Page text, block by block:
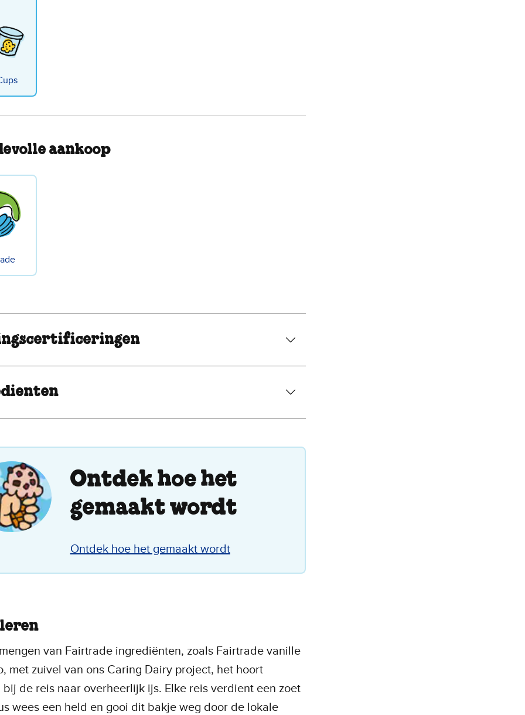
aankoop
Ontdek hoe het
gemaakt wordt
Ontdek hoe het gemaakt wordt
van Fairtrade ingrediënten, zoals Fairtrade vanille
met zuivel van ons Caring Dairy project, het hoort
de reis naar overheerlijk ijs. Elke reis verdient een zoet
wees een held en gooi dit bakje weg door de lokale